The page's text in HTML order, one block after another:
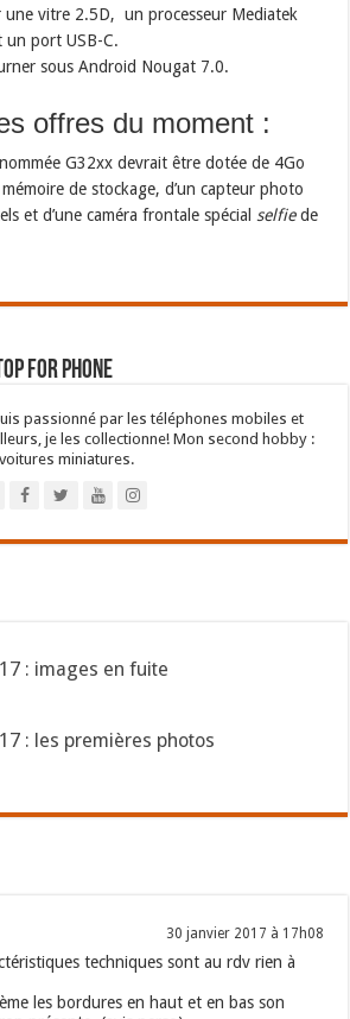
vitre 2.5D, un processeur Mediatek
un port USB-C.
sous Android Nougat 7.0.
offres du moment :
G32xx devrait être dotée de 4Go
de stockage, d’un capteur photo
et d’une caméra frontale spécialselfiede
For Phone
passionné par les téléphones mobiles et
je les collectionne! Mon second hobby :
miniatures.
: images en fuite
: les premières photos
30 janvier 2017 à 17h08
techniques sont au rdv rien à
les bordures en haut et en bas son